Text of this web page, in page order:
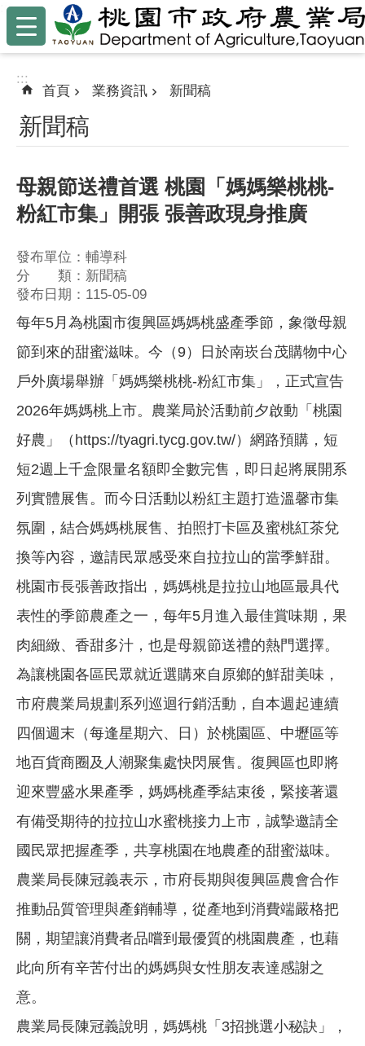
跳到主要內容區塊
:::
:::
首頁 業務資訊 新聞稿
新聞稿
母親節送禮首選 桃園「媽媽樂桃桃-
粉紅市集」開張 張善政現身推廣
發布單位：輔導科
分 類：新聞稿
發布日期：115-05-09
每年5月為桃園市復興區媽媽桃盛產季節，象徵母親
節到來的甜蜜滋味。今（9）日於南崁台茂購物中心
戶外廣場舉辦「媽媽樂桃桃-粉紅市集」，正式宣告
2026年媽媽桃上市。農業局於活動前夕啟動「桃園
好農」（https://tyagri.tycg.gov.tw/）網路預購，短
短2週上千盒限量名額即全數完售，即日起將展開系
列實體展售。而今日活動以粉紅主題打造溫馨市集
氛圍，結合媽媽桃展售、拍照打卡區及蜜桃紅茶兌
換等內容，邀請民眾感受來自拉拉山的當季鮮甜。
桃園市長張善政指出，媽媽桃是拉拉山地區最具代
表性的季節農產之一，每年5月進入最佳賞味期，果
肉細緻、香甜多汁，也是母親節送禮的熱門選擇。
為讓桃園各區民眾就近選購來自原鄉的鮮甜美味，
市府農業局規劃系列巡迴行銷活動，自本週起連續
四個週末（每逢星期六、日）於桃園區、中壢區等
地百貨商圈及人潮聚集處快閃展售。復興區也即將
迎來豐盛水果產季，媽媽桃產季結束後，緊接著還
有備受期待的拉拉山水蜜桃接力上市，誠摯邀請全
國民眾把握產季，共享桃園在地農產的甜蜜滋味。
農業局長陳冠義表示，市府長期與復興區農會合作
推動品質管理與產銷輔導，從產地到消費端嚴格把
關，期望讓消費者品嚐到最優質的桃園農產，也藉
此向所有辛苦付出的媽媽與女性朋友表達感謝之
意。
農業局長陳冠義說明，媽媽桃「3招挑選小秘訣」，